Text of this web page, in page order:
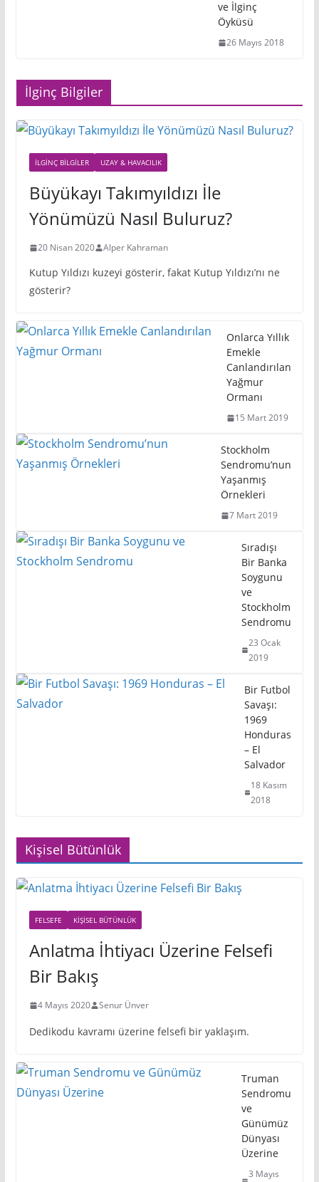
ve İlginç
Öyküsü
26 Mayıs 2018
İlginç Bilgiler
İLGINÇ BILGILER UZAY & HAVACILIK
Büyükayı Takımyıldızı İle
Yönümüzü Nasıl Buluruz?
20 Nisan 2020 Alper Kahraman
Kutup Yıldızı kuzeyi gösterir, fakat Kutup Yıldızı’nı ne
gösterir?
Onlarca Yıllık
Emekle
Canlandırılan
Yağmur
Ormanı
15 Mart 2019
Stockholm
Sendromu’nun
Yaşanmış
Örnekleri
7 Mart 2019
Sıradışı
Bir Banka
Soygunu
ve
Stockholm
Sendromu
23 Ocak
2019
Bir Futbol
Savaşı:
1969
Honduras
– El
Salvador
18 Kasım
2018
Kişisel Bütünlük
FELSEFE KIŞISEL BÜTÜNLÜK
Anlatma İhtiyacı Üzerine Felsefi
Bir Bakış
4 Mayıs 2020 Senur Ünver
Dedikodu kavramı üzerine felsefi bir yaklaşım.
Truman
Sendromu
ve
Günümüz
Dünyası
Üzerine
3 Mayıs